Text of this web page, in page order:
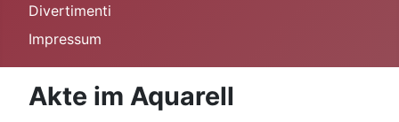
Divertimenti
Impressum
Akte im Aquarell